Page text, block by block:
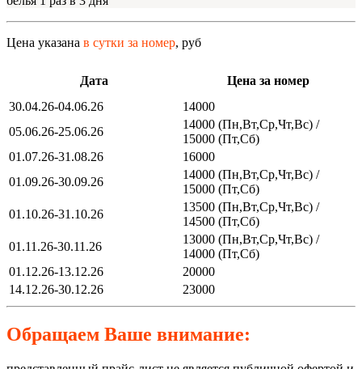
Цена указана в сутки за номер, руб
Дата
Цена за номер
30.04.26-04.06.26
14000
05.06.26-25.06.26
14000 (Пн,Вт,Ср,Чт,Вс) /
15000 (Пт,Сб)
01.07.26-31.08.26
16000
01.09.26-30.09.26
14000 (Пн,Вт,Ср,Чт,Вс) /
15000 (Пт,Сб)
01.10.26-31.10.26
13500 (Пн,Вт,Ср,Чт,Вс) /
14500 (Пт,Сб)
01.11.26-30.11.26
13000 (Пн,Вт,Ср,Чт,Вс) /
14000 (Пт,Сб)
01.12.26-13.12.26
20000
14.12.26-30.12.26
23000
Обращаем Ваше внимание: